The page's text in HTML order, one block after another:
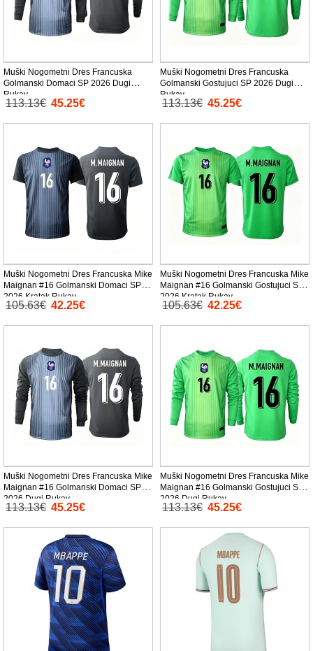
Muški Nogometni Dres Francuska
Golmanski Domaci SP 2026 Dugi
Rukav
113.13€ 45.25€
Muški Nogometni Dres Francuska
Golmanski Gostujuci SP 2026 Dugi
Rukav
113.13€ 45.25€
Muški Nogometni Dres Francuska Mike
Maignan #16 Golmanski Domaci SP
2026 Kratak Rukav
105.63€ 42.25€
Muški Nogometni Dres Francuska Mike
Maignan #16 Golmanski Gostujuci SP
2026 Kratak Rukav
105.63€ 42.25€
Muški Nogometni Dres Francuska Mike
Maignan #16 Golmanski Domaci SP
2026 Dugi Rukav
113.13€ 45.25€
Muški Nogometni Dres Francuska Mike
Maignan #16 Golmanski Gostujuci SP
2026 Dugi Rukav
113.13€ 45.25€